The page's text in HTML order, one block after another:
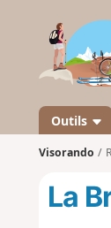
Outils
Visorando
La